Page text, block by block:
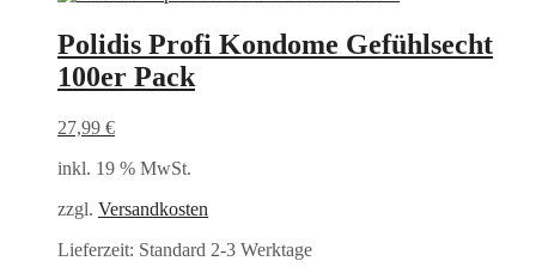
Polidis Profi Kondome Gefühlsecht
100er Pack
27,99 €
inkl. 19 % MwSt.
zzgl. Versandkosten
Lieferzeit: Standard 2-3 Werktage